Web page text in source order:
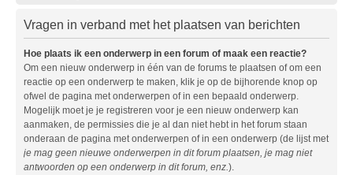
Vragen in verband met het plaatsen van berichten
Hoe plaats ik een onderwerp in een forum of maak een reactie?
Om een nieuw onderwerp in één van de forums te plaatsen of om een
reactie op een onderwerp te maken, klik je op de bijhorende knop op
ofwel de pagina met onderwerpen of in een bepaald onderwerp.
Mogelijk moet je je registreren voor je een nieuw onderwerp kan
aanmaken, de permissies die je al dan niet hebt in het forum staan
onderaan de pagina met onderwerpen of in een onderwerp (de lijst met
je mag geen nieuwe onderwerpen in dit forum plaatsen, je mag niet
antwoorden op een onderwerp in dit forum, enz. ).